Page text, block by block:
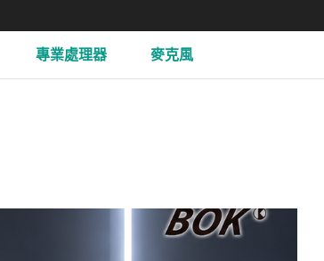
專業處理器 麥克風